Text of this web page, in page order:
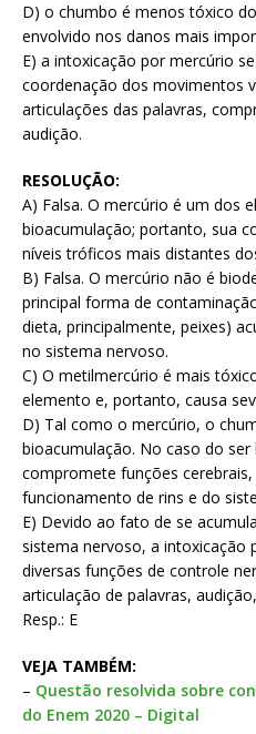
D) o chumbo é menos tóxico
envolvido nos danos mais
E) a intoxicação por mercúrio
coordenação dos movimentos
articulações das palavras,
audição.
RESOLUÇÃO:
A) Falsa. O mercúrio é um dos
bioacumulação; portanto, sua
níveis tróficos mais distantes
B) Falsa. O mercúrio não é
principal forma de
dieta, principalmente, peixes)
no sistema nervoso.
C) O metilmercúrio é mais
elemento e, portanto, causa
D) Tal como o mercúrio, o
bioacumulação. No caso do
compromete funções
funcionamento de rins e do
E) Devido ao fato de se
sistema nervoso, a intoxicação
diversas funções de controle
articulação de palavras,
Resp.: E
VEJA TAMBÉM:
– Questão resolvida sobre
do Enem 2020 – Digital